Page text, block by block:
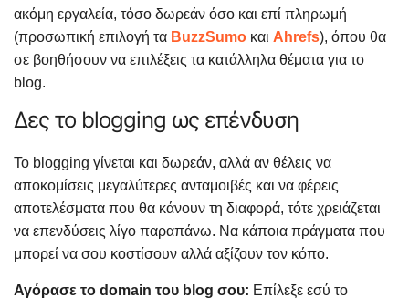
ακόμη εργαλεία, τόσο δωρεάν όσο και επί πληρωμή
(προσωπική επιλογή τα BuzzSumo και Ahrefs), όπου θα
σε βοηθήσουν να επιλέξεις τα κατάλληλα θέματα για το
blog.
Δες το blogging ως επένδυση
Το blogging γίνεται και δωρεάν, αλλά αν θέλεις να
αποκομίσεις μεγαλύτερες ανταμοιβές και να φέρεις
αποτελέσματα που θα κάνουν τη διαφορά, τότε χρειάζεται
να επενδύσεις λίγο παραπάνω. Να κάποια πράγματα που
μπορεί να σου κοστίσουν αλλά αξίζουν τον κόπο.
Αγόρασε το domain του blog σου: Επίλεξε εσύ το